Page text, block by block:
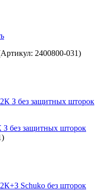
2400800-031)
З без защитных шторок